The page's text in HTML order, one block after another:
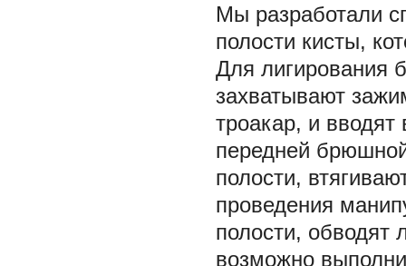
Мы разработали
полости кисты,
Для лигирования
захватывают
троакар, и
передней
полости,
проведения
полости, обводят
возможно